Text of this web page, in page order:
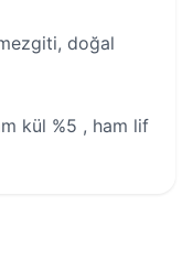
doğal
kül %5 , ham lif